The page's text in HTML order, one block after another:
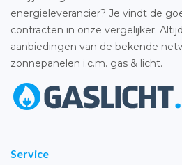
energieleverancier? Je vindt de
contracten in onze vergelijker.
aanbiedingen van de bekende
zonnepanelen i.c.m. gas & licht.
Service